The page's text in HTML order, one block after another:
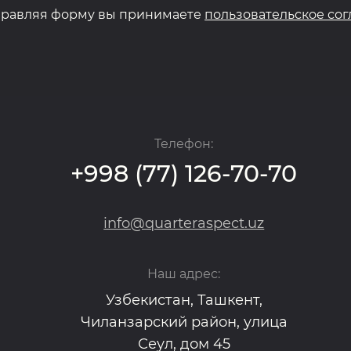
форму вы принимаете пользовательское
Телефон:
+998 (77) 126-70-70
info@quarteraspect.uz
Наш адрес:
Узбекистан, Ташкент,
Чиланзарский район, улица
Сеул, дом 45